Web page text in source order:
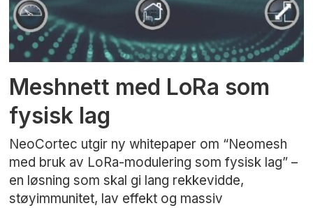
Meshnett med LoRa som
fysisk lag
NeoCortec utgir ny whitepaper om “Neomesh
med bruk av LoRa-modulering som fysisk lag” –
en løsning som skal gi lang rekkevidde,
støyimmunitet, lav effekt og massiv